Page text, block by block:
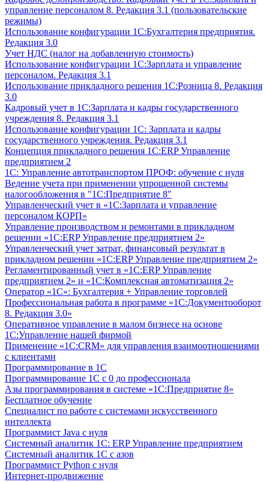
управление персоналом 8. Редакция 3.1 (пользовательские
режимы)
Использование конфигурации 1С:Бухгалтерия предприятия.
Редакция 3.0
Учет НДС (налог на добавленную стоимость)
Использование конфигурации 1С:Зарплата и управление
персоналом. Редакция 3.1
Использование прикладного решения 1С:Розница 8. Редакция
3.0
Кадровый учет в 1С:Зарплата и кадры государственного
учреждения 8. Редакция 3.1
Использование конфигурации ‎1С: Зарплата и кадры
государственного учреждения. Редакция 3.1
Концепция прикладного решения 1С:ERP Управление
предприятием 2
1С: Управление автотранспортом ПРОФ: обучение с нуля
Ведение учета при применении упрощенной системы
налогообложения в "1С:Предприятие 8"
Управленческий учет в «1C:Зарплата и управление
персоналом КОРП»
Управление производством и ремонтами в прикладном
решении «1С:ERP Управление предприятием 2»
Управленческий учет затрат, финансовый результат в
прикладном решении «1С:ERP Управление предприятием 2»
Регламентированный учет в «1С:ERP Управление
предприятием 2» и «1С:Комплексная автоматизация 2»
Оператор «1С»: Бухгалтерия + Управление торговлей
Профессиональная работа в программе «1С:Документооборот
8. Редакция 3.0»
Оперативное управление в малом бизнесе на основе
1С:Управление нашей фирмой
Применение «1С:CRM» для управления взаимоотношениями
с клиентами
Программирование в 1С
Программирование 1С с 0 до профессионала
Азы программирования в системе «1С:Предприятие 8»
Бесплатное обучение
Специалист по работе с системами искусственного
интеллекта
Программист Java с нуля
Системный аналитик 1С: ERP Управление предприятием
Системный аналитик 1С с азов
Программист Python с нуля
Интернет-продвижение